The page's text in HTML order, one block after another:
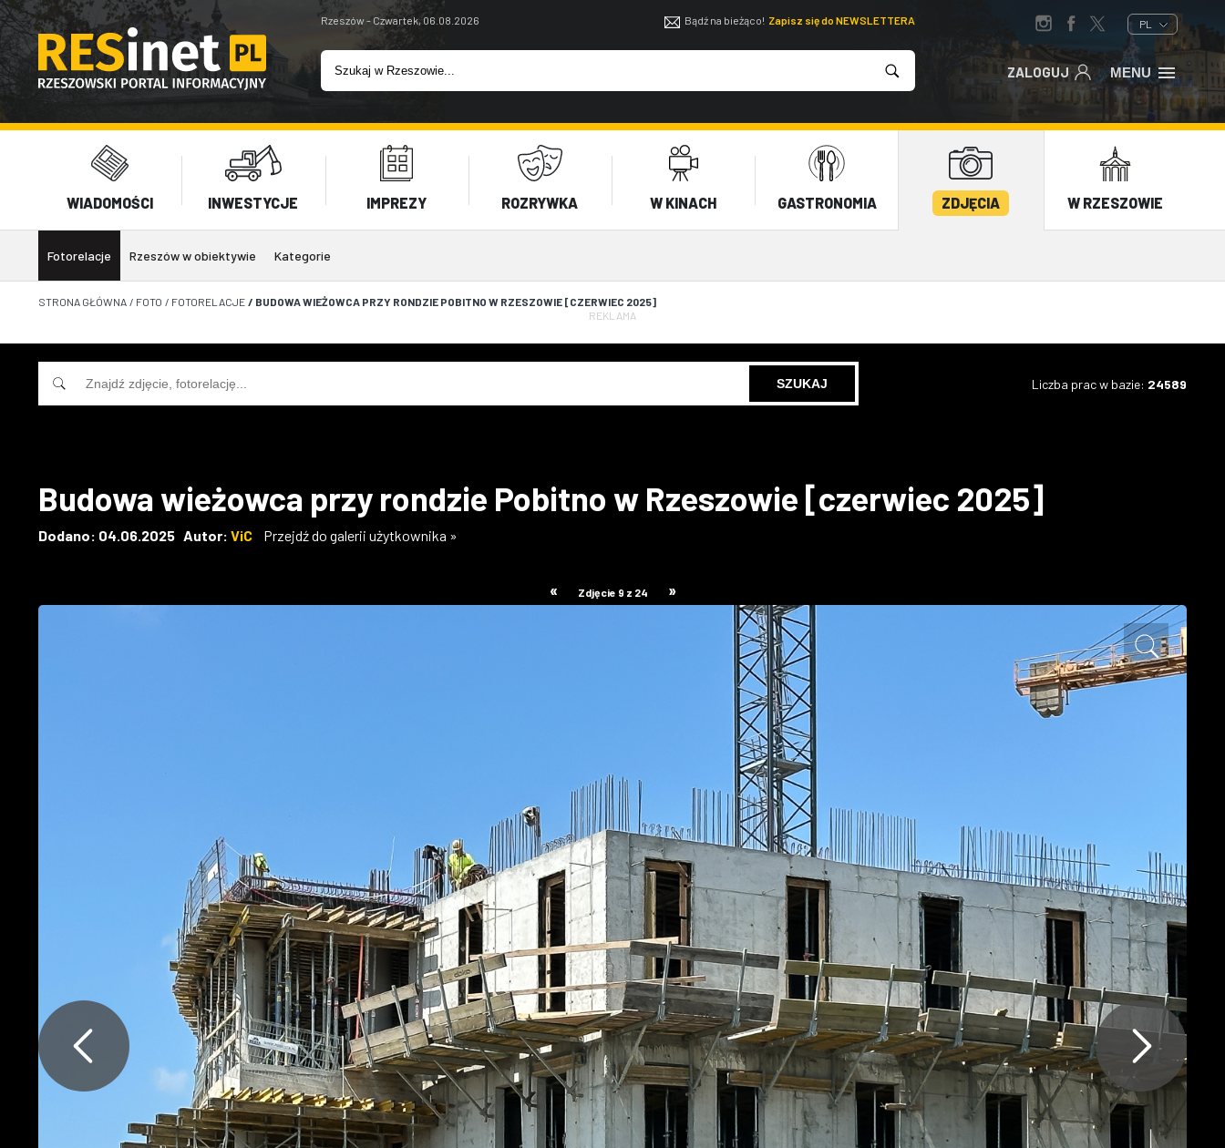
Rzeszów - Czwartek, 06.08.2026 Bądź na bieżąco! Zapisz się do NEWSLETTERA PL
ZALOGUJ MENU
WIADOMOŚCI INWESTYCJE IMPREZY ROZRYWKA W KINACH GASTRONOMIA ZDJĘCIA W RZESZOWIE
Fotorelacje Rzeszów w obiektywie Kategorie
STRONA GŁÓWNA / FOTO / FOTORELACJE / BUDOWA WIEŻOWCA PRZY RONDZIE POBITNO W RZESZOWIE [CZERWIEC 2025]
REKLAMA
Liczba prac w bazie: 24589
Budowa wieżowca przy rondzie Pobitno w Rzeszowie [czerwiec 2025]
Dodano: 04.06.2025 Autor: ViC Przejdź do galerii użytkownika »
« Zdjęcie 9 z 24 »